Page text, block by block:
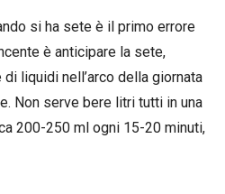
si ha sete è il primo errore
è anticipare la sete,
liquidi nell’arco della giornata
Non serve bere litri tutti in una
200-250 ml ogni 15-20 minuti,